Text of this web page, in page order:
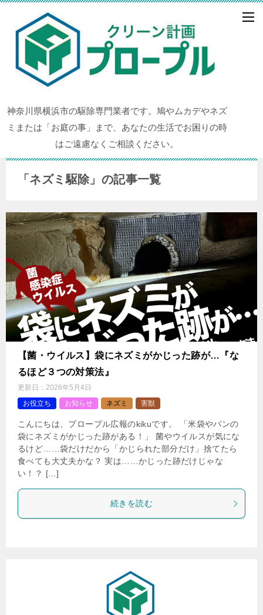
神奈川県横浜市の駆除専門業者です。鳩やムカデやネズ
ミまたは「お庭の事」まで、あなたの生活でお困りの時
はご遠慮なくご相談ください。
「ネズミ駆除」の記事一覧
【菌・ウイルス】袋にネズミがかじった跡が…『な
るほど３つの対策法』
更新日： 2026年5月4日
お役立ち
お知らせ ネズミ 害獣
こんにちは、プロープル広報のkikuです。 「米袋やパンの
袋にネズミがかじった跡がある！」 菌やウイルスが気にな
るけど……袋だけだから「かじられた部分だけ」捨てたら
食べても大丈夫かな？ 実は……かじった跡だけじゃな
い！？ […]
続きを読む